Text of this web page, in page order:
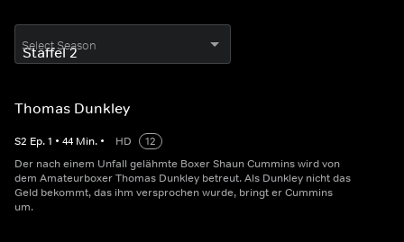
Select Season
Thomas Dunkley
S2 Ep.1 • 44 Min. • HD
12
Der nach einem Unfall gelähmte Boxer Shaun Cummins wird von
dem Amateurboxer Thomas Dunkley betreut. Als Dunkley nicht das
Geld bekommt, das ihm versprochen wurde, bringt er Cummins
um.